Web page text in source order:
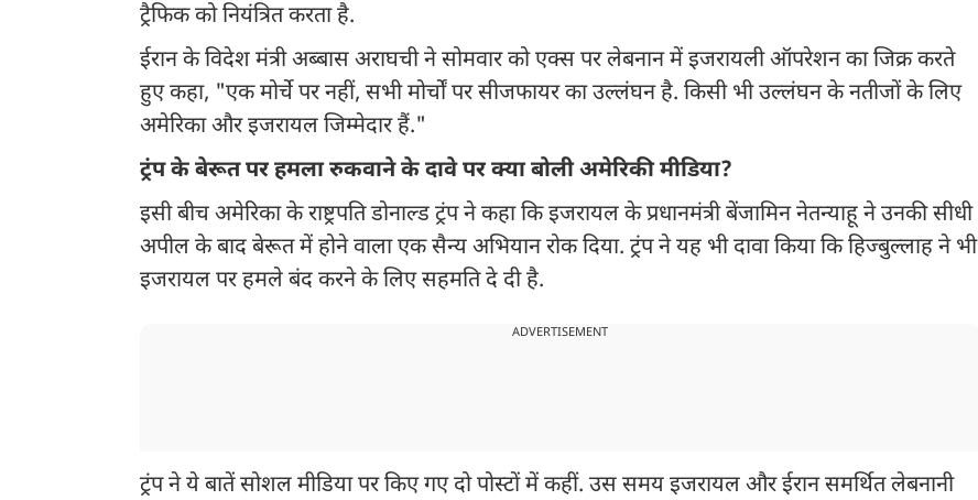
ट्रैफिक को नियंत्रित करता है.
ईरान के विदेश मंत्री अब्बास अराघची ने सोमवार को एक्स पर लेबनान में इजरायली ऑपरेशन का जिक्र करते
हुए कहा, "एक मोर्चे पर नहीं, सभी मोर्चों पर सीजफायर का उल्लंघन है. किसी भी उल्लंघन के नतीजों के लिए
अमेरिका और इजरायल जिम्मेदार हैं."
ट्रंप के बेरूत पर हमला रुकवाने के दावे पर क्या बोली अमेरिकी मीडिया?
इसी बीच अमेरिका के राष्ट्रपति डोनाल्ड ट्रंप ने कहा कि इजरायल के प्रधानमंत्री बेंजामिन नेतन्याहू ने उनकी सीधी
अपील के बाद बेरूत में होने वाला एक सैन्य अभियान रोक दिया. ट्रंप ने यह भी दावा किया कि हिज्‍बुल्‍लाह ने भी
इजरायल पर हमले बंद करने के लिए सहमति दे दी है.
ADVERTISEMENT
ट्रंप ने ये बातें सोशल मीडिया पर किए गए दो पोस्टों में कहीं. उस समय इजरायल और ईरान समर्थित लेबनानी